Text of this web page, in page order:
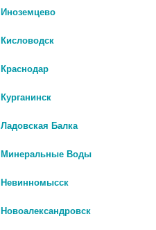
ЭСТРОВЭЛ 500/520МГ. №30 ТАБ.
Иноземцево
Кисловодск
Краснодар
Курганинск
Ладовская Балка
Минеральные Воды
Невинномысск
Новоалександровск